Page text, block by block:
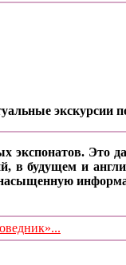
экскурсии
Это
в будущем и
насыщенную